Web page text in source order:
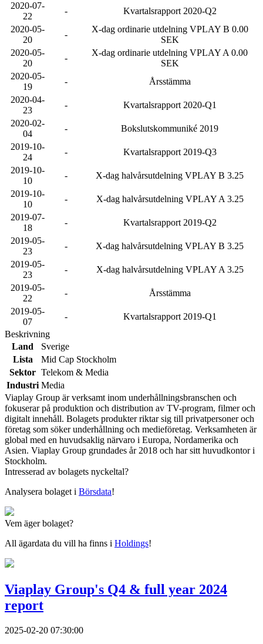
2020-07-
22
-
Kvartalsrapport 2020-Q2
2020-05-
20
-
X-dag ordinarie utdelning VPLAY B 0.00
SEK
2020-05-
20
-
X-dag ordinarie utdelning VPLAY A 0.00
SEK
2020-05-
19
-
Årsstämma
2020-04-
23
-
Kvartalsrapport 2020-Q1
2020-02-
04
-
Bokslutskommuniké 2019
2019-10-
24
-
Kvartalsrapport 2019-Q3
2019-10-
10
-
X-dag halvårsutdelning VPLAY B 3.25
2019-10-
10
-
X-dag halvårsutdelning VPLAY A 3.25
2019-07-
18
-
Kvartalsrapport 2019-Q2
2019-05-
23
-
X-dag halvårsutdelning VPLAY B 3.25
2019-05-
23
-
X-dag halvårsutdelning VPLAY A 3.25
2019-05-
22
-
Årsstämma
2019-05-
07
-
Kvartalsrapport 2019-Q1
Beskrivning
Land
Sverige
Lista
Mid Cap Stockholm
Sektor Telekom & Media
Industri Media
Viaplay Group är verksamt inom underhållningsbranschen och
fokuserar på produktion och distribution av TV-program, filmer och
digitalt innehåll. Bolagets produkter riktar sig till privatpersoner och
företag som söker underhållning och medieföretag. Verksamheten är
global med en huvudsaklig närvaro i Europa, Nordamerika och
Asien. Viaplay Group grundades år 2018 och har sitt huvudkontor i
Stockholm.
Intresserad av bolagets nyckeltal?
Analysera bolaget i Börsdata!
Vem äger bolaget?
All ägardata du vill ha finns i Holdings!
Viaplay Group's Q4 & full year 2024
report
2025-02-20 07:30:00